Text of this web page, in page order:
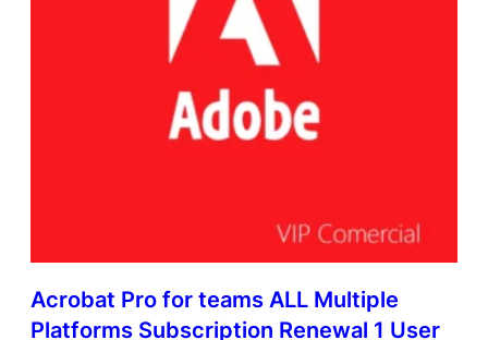
Acrobat Pro for teams ALL Multiple
Platforms Subscription Renewal 1 User